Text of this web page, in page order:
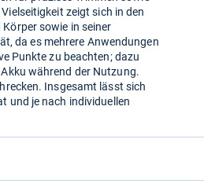
zeigt sich in den
sowie in seiner
da es mehrere Anwendungen
Punkte zu beachten; dazu
während der Nutzung.
Insgesamt lässt sich
und je nach individuellen